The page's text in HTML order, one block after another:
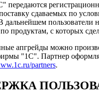
передаются
сдаваемых по
дальнейшем пользователи
продуктам, с которых
апгрейды можно
"1С". Партнер
partners.